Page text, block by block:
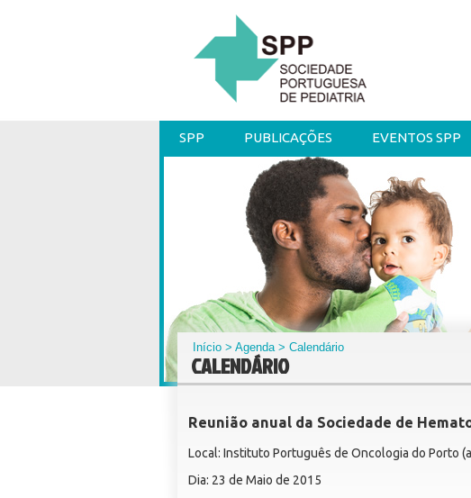
SPP PUBLICAÇÕES EVENTOS SPP
Início >Agenda> Calendário
CALENDÁRIO
Reunião anual da Sociedade de
Local: Instituto Português de Oncologia do Porto
Dia: 23 de Maio de 2015